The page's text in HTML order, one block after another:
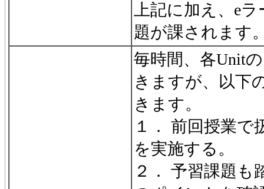
上記に加え、e
題が課されます
毎時間、各Unit
きますが、以下
きます。
１． 前回授業で
を実施する。
２． 予習課題も